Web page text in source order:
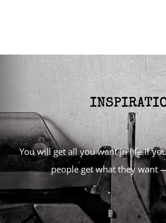
You will get all you want in life if
people get what they want